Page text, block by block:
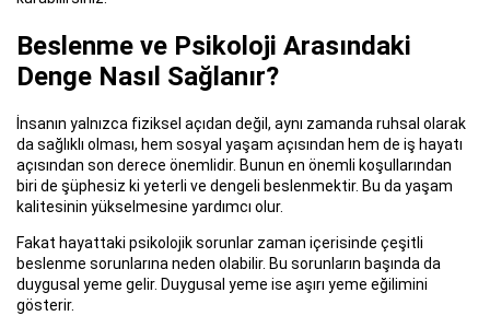
Beslenme ve Psikoloji Arasındaki
Denge Nasıl Sağlanır?
İnsanın yalnızca fiziksel açıdan değil, aynı zamanda ruhsal olarak
da sağlıklı olması, hem sosyal yaşam açısından hem de iş hayatı
açısından son derece önemlidir. Bunun en önemli koşullarından
biri de şüphesiz ki yeterli ve dengeli beslenmektir. Bu da yaşam
kalitesinin yükselmesine yardımcı olur.
Fakat hayattaki psikolojik sorunlar zaman içerisinde çeşitli
beslenme sorunlarına neden olabilir. Bu sorunların başında da
duygusal yeme gelir. Duygusal yeme ise aşırı yeme eğilimini
gösterir.